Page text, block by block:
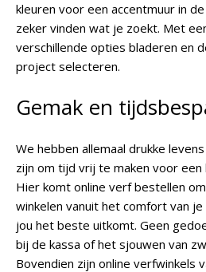
kleuren voor een accentmuur in
zeker vinden wat je zoekt. Met
verschillende opties bladeren en
project selecteren.
Gemak en
We hebben allemaal drukke
zijn om tijd vrij te maken voor een
Hier komt online verf bestellen
winkelen vanuit het comfort van
jou het beste uitkomt. Geen
bij de kassa of het sjouwen van
Bovendien zijn online verfwinkels